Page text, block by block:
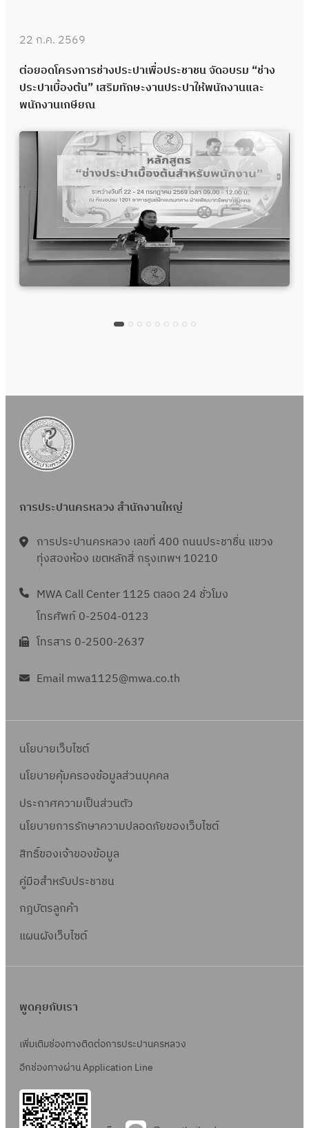
22 ก.ค. 2569
ต่อยอดโครงการช่างประปาเพื่อประชาชน จัดอบรม “ช่าง
ประปาเบื้องต้น” เสริมทักษะงานประปาให้พนักงานและ
พนักงานเกษียณ
การประปานครหลวง สำนักงานใหญ่
การประปานครหลวง เลขที่ 400 ถนนประชาชื่น แขวง
ทุ่งสองห้อง เขตหลักสี่ กรุงเทพฯ 10210
MWA Call Center 1125 ตลอด 24 ชั่วโมง
โทรศัพท์ 0-2504-0123
โทรสาร 0-2500-2637
Email mwa1125@mwa.co.th
นโยบายเว็บไซต์
นโยบายคุ้มครองข้อมูลส่วนบุคคล
ประกาศความเป็นส่วนตัว
นโยบายการรักษาความปลอดภัยของเว็บไซต์
สิทธิ์ของเจ้าของข้อมูล
คู่มือสำหรับประชาชน
กฎบัตรลูกค้า
แผนผังเว็บไซต์
พูดคุยกับเรา
เพิ่มเติมช่องทางติดต่อการประปานครหลวง
อีกช่องทางผ่าน Application Line